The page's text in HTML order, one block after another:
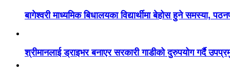
बागेश्वरी माध्यमिक बिधालयका विद्यार्थीमा बेहोस हुने समस्या,
श्रीमानलाई ड्राइभर बनाएर सरकारी गाडीको दुरुपयोग गर्दै